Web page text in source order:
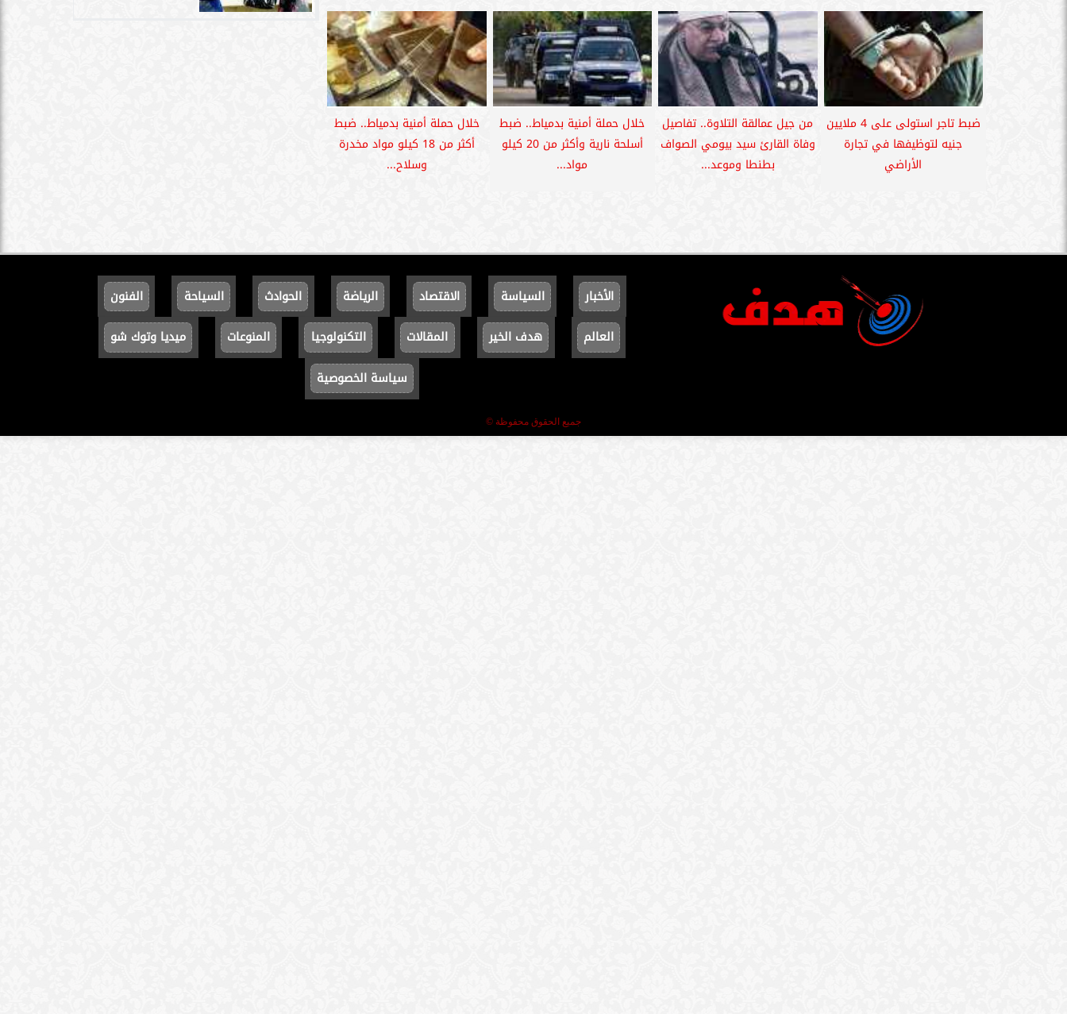
ضبط تاجر استولى على 4 ملايين
جنيه لتوظيفها في تجارة
الأراضي
من جيل عمالقة التلاوة.. تفاصيل
وفاة القارئ سيد بيومي الصواف
بطنطا وموعد...
خلال حملة أمنية بدمياط.. ضبط
أسلحة نارية وأكثر من 20 كيلو
مواد...
خلال حملة أمنية بدمياط.. ضبط
أكثر من 18 كيلو مواد مخدرة
وسلاح...
الأخبار السياسة الاقتصاد الرياضة الحوادث السياحة
الفنون
العالم
هدف الخير المقالات التكنولوجيا المنوعات
ميديا وتوك شو
سياسة الخصوصية
جميع الحقوق محفوظة ©